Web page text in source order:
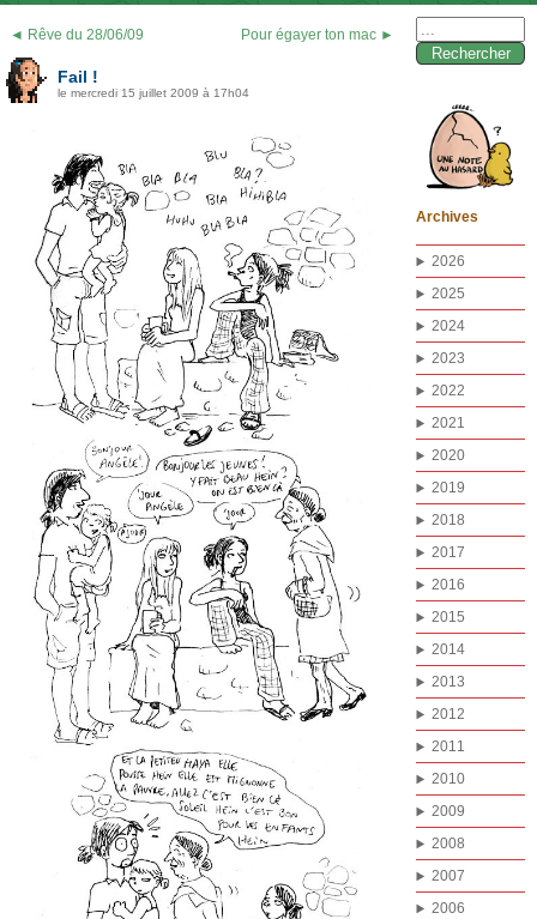
◄ Rêve du 28/06/09 Pour égayer ton mac ►
Fail !
le mercredi 15 juillet 2009 à 17h04
Archives
2026
2025
2024
2023
2022
2021
2020
2019
2018
2017
2016
2015
2014
2013
2012
2011
2010
2009
2008
2007
2006